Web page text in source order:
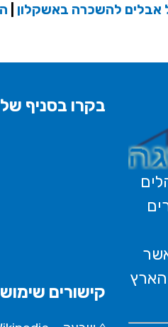
אבלים להשכרה באשקלון
בקרו בסניף
קישורים